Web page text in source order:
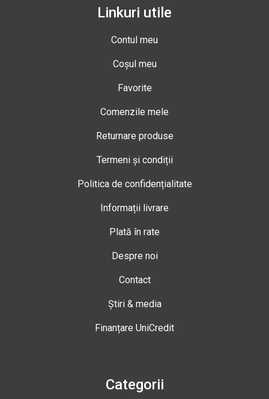
Linkuri utile
Contul meu
Coșul meu
Favorite
Comenzile mele
Returnare produse
Termeni și condiții
Politica de confidențialitate
Informații livrare
Plată în rate
Despre noi
Contact
Știri & media
Finanțare UniCredit
Categorii